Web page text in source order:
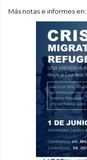
Más notas e informes en: